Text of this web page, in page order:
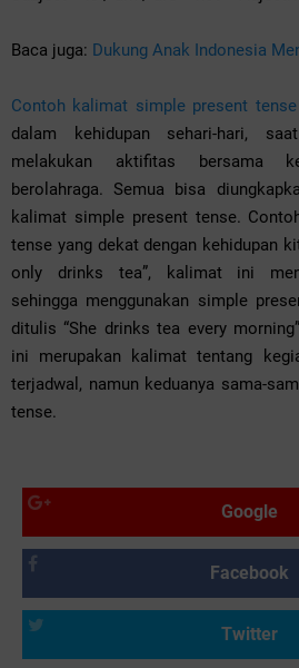
Baca juga: Dukung Anak Indonesia
Contoh kalimat simple present tense
dalam kehidupan sehari-hari,
melakukan aktifitas bersama
berolahraga. Semua bisa
kalimat simple present tense.
tense yang dekat dengan kehidupan
only drinks tea”, kalimat ini
sehingga menggunakan simple
ditulis “She drinks tea every
ini merupakan kalimat tentang
terjadwal, namun keduanya sama-
tense.
Google
Facebook
Twitter